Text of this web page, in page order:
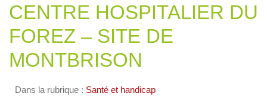
CENTRE HOSPITALIER DU
FOREZ – SITE DE
MONTBRISON
Dans la rubrique : Santé et handicap